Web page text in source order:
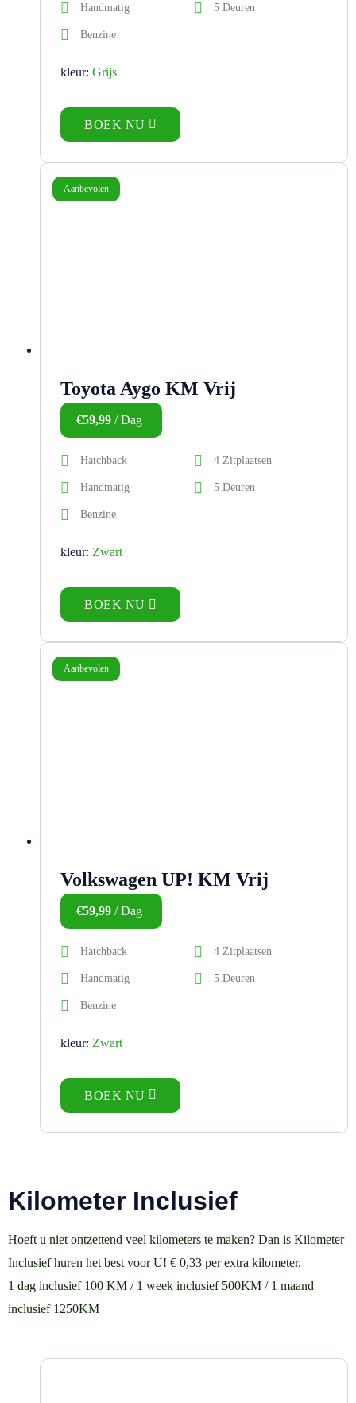
Handmatig 5 Deuren
Benzine
kleur: Grijs
BOEK NU
Aanbevolen
Toyota Aygo KM Vrij
€59,99 / Dag
Hatchback 4 Zitplaatsen
Handmatig 5 Deuren
Benzine
kleur: Zwart
BOEK NU
Aanbevolen
Volkswagen UP! KM Vrij
€59,99 / Dag
Hatchback 4 Zitplaatsen
Handmatig 5 Deuren
Benzine
kleur: Zwart
BOEK NU
Kilometer Inclusief
Hoeft u niet ontzettend veel kilometers te maken? Dan is Kilometer
Inclusief huren het best voor U! € 0,33 per extra kilometer.
1 dag inclusief 100 KM / 1 week inclusief 500KM / 1 maand
inclusief 1250KM